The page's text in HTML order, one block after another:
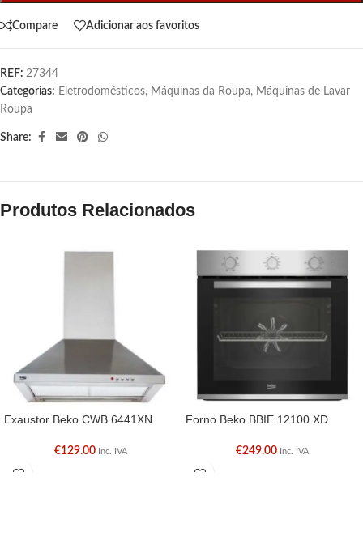
Compare Adicionar aos favoritos
REF: 27344
Categorias: Eletrodomésticos, Máquinas da Roupa, Máquinas de Lavar
Roupa
Share:
Produtos Relacionados
Exaustor Beko CWB 6441XN
€129.00 Inc. IVA
Forno Beko BBIE 12100 XD
€249.00 Inc. IVA